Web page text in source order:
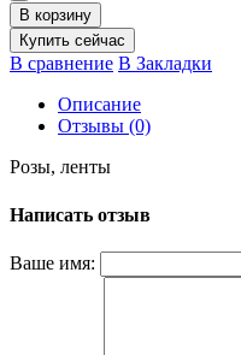
В корзину
Купить сейчас
В сравнение В Закладки
Описание
Отзывы (0)
Розы, ленты
Написать отзыв
Ваше имя: